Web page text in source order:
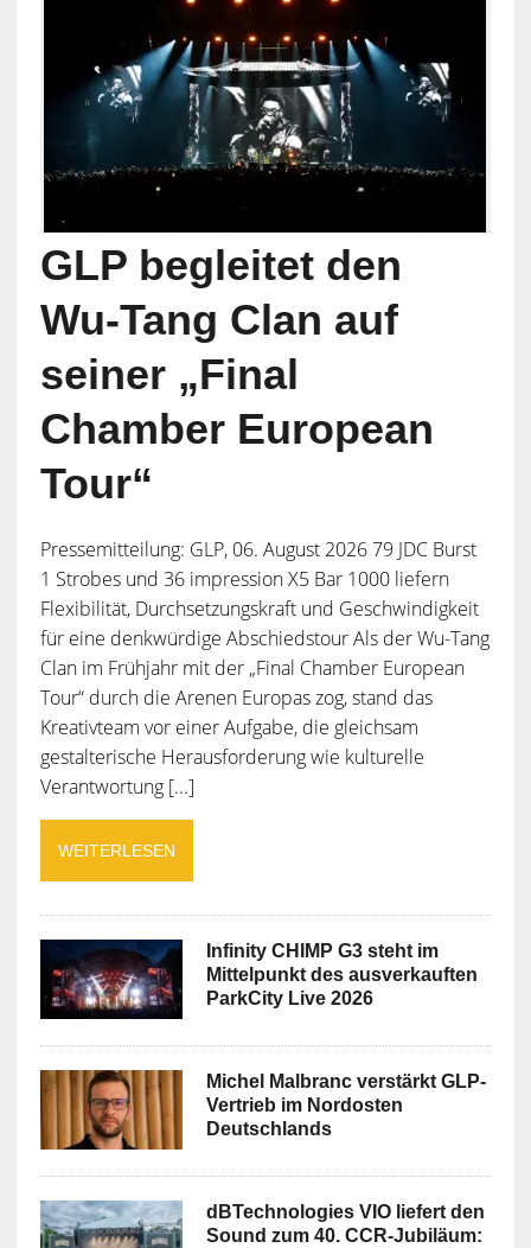
GLP begleitet den
Wu-Tang Clan auf
seiner „Final
Chamber European
Tour“
Pressemitteilung: GLP, 06. August 2026 79 JDC Burst
1 Strobes und 36 impression X5 Bar 1000 liefern
Flexibilität, Durchsetzungskraft und Geschwindigkeit
für eine denkwürdige Abschiedstour Als der Wu-Tang
Clan im Frühjahr mit der „Final Chamber European
Tour“ durch die Arenen Europas zog, stand das
Kreativteam vor einer Aufgabe, die gleichsam
gestalterische Herausforderung wie kulturelle
Verantwortung [...]
WEITERLESEN
Infinity CHIMP G3 steht im
Mittelpunkt des ausverkauften
ParkCity Live 2026
Michel Malbranc verstärkt GLP-
Vertrieb im Nordosten
Deutschlands
dBTechnologies VIO liefert den
Sound zum 40. CCR-Jubiläum: